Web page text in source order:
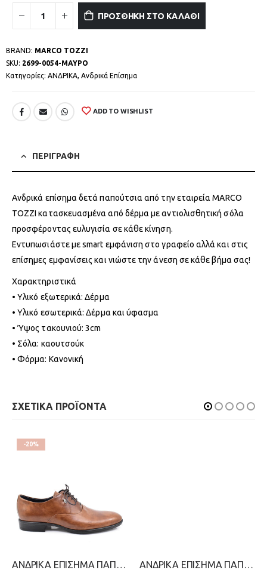
ΠΡΟΣΘΗΚΗ ΣΤΟ ΚΑΛΑΘΙ
BRAND: MARCO TOZZI
SKU: 2699-0054-ΜΑΥΡΟ
Κατηγορίες: ΑΝΔΡΙΚΑ, Ανδρικά Επίσημα
ADD TO WISHLIST
ΠΕΡΙΓΡΑΦΗ
Ανδρικά επίσημα δετά παπούτσια από την εταιρεία MARCO
TOZZI κατασκευασμένα από δέρμα με αντιολισθητική σόλα
προσφέροντας ευλυγισία σε κάθε κίνηση.
Εντυπωσιάστε με smart εμφάνιση στο γραφείο αλλά και στις
επίσημες εμφανίσεις και νιώστε την άνεση σε κάθε βήμα σας!
Χαρακτηριστικά
• Υλικό εξωτερικά: Δέρμα
• Υλικό εσωτερικά: Δέρμα και ύφασμα
• Ύψος τακουνιού: 3cm
• Σόλα: καουτσούκ
• Φόρμα: Κανονική
ΣΧΕΤΙΚΑ ΠΡΟΪΟΝΤΑ
-20%
ΑΝΔΡΙΚΑ ΕΠΙΣΗΜΑ ΠΑΠΟΥΤΣΙΑ-STEVE KOMMON-2311-0300-ΚΑΦΕ ΑΝΔΡΙΚΑ ΕΠΙΣΗΜΑ ΠΑΠΟΥΤΣΙΑ-PEGADA-2311-0284-ΚΑΦΕ